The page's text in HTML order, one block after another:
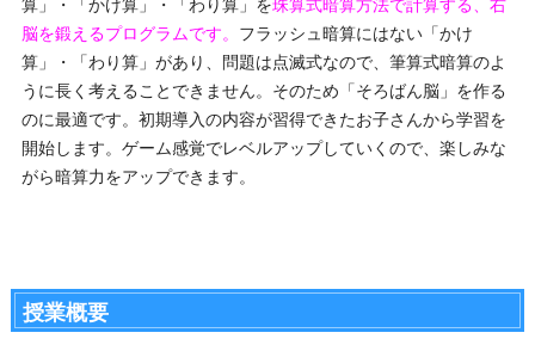
脳を鍛えるプログラムです。 フラッシュ暗算にはない「かけ
算」・「わり算」があり、問題は点滅式なので、筆算式暗算のよ
うに長く考えることできません。そのため「そろばん脳」を作る
のに最適です。初期導入の内容が習得できたお子さんから学習を
開始します。ゲーム感覚でレベルアップしていくので、楽しみな
がら暗算力をアップできます。
授業概要